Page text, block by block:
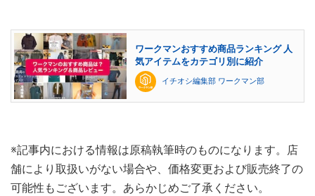
ワークマンおすすめ商品ランキング 人
気アイテムをカテゴリ別に紹介
イチオシ編集部 ワークマン部
※記事内における情報は原稿執筆時のものになります。店
舗により取扱いがない場合や、価格変更および販売終了の
可能性もございます。あらかじめご了承ください。